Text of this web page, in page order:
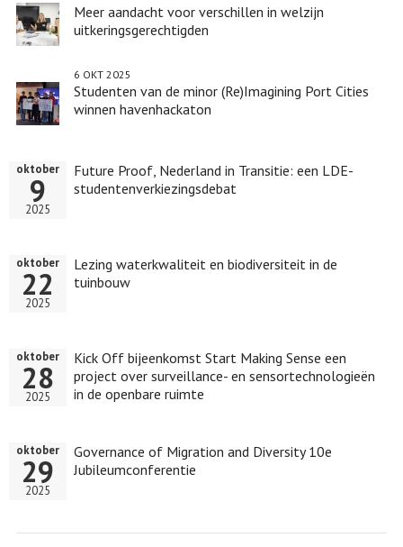
Meer aandacht voor verschillen in welzijn
uitkeringsgerechtigden
Studenten van de minor (Re)Imagining Port Cities
winnen havenhackaton
6 OKT 2025
Future Proof, Nederland in Transitie: een LDE-
studentenverkiezingsdebat
oktober
9
2025
Lezing waterkwaliteit en biodiversiteit in de
tuinbouw
oktober
22
2025
Kick Off bijeenkomst Start Making Sense een
project over surveillance- en sensortechnologieën
in de openbare ruimte
oktober
28
2025
Governance of Migration and Diversity 10e
Jubileumconferentie
oktober
29
2025